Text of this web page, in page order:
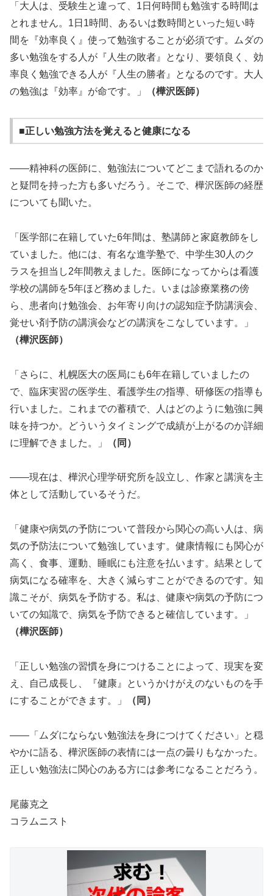
「大人は、受験生と違って、1日何時間も勉強する時間は
とれません。1日1時間、あるいは数時間といった短い時
間を『効率良く』使って勉強することが必須です。ムダの
多い勉強をする人が『人生の敗者』となり、要領良く、効
率良く勉強できる人が『人生の勝者』となるのです。大人
の勉強は『効率』が命です。」
（樺沢医師）
■正しい勉強方法を覚えると健康になる
――精神科の医師に、勉強法についてどこまで語れるのか
と疑問を持った方も多いだろう。そこで、樺沢医師の経歴
についても聞いた。
「医学部に在籍していた6年間は、塾講師と家庭教師をし
ていました。他には、有名な進学塾で、中学生30人のク
ラスを担当し2年間教えました。医師になってからは看護
学校の講師を5年ほど務めました。いまは診療業務の傍
ら、患者向け勉強会、お年寄り向けの認知症予防講演会、
覚せい剤予防の講演会などの講演をこなしています。」
（樺沢医師）
「さらに、札幌医大の医局にも6年在籍していましたの
で、臨床実習の医学生、看護学生の指導、研修医の指導も
行いました。これまでの蓄積で、人はどのように勉強に興
味を持つか。どういうタイミングで成績が上がるのか詳細
に理解できました。」
（同）
――現在は、樺沢心理学研究所を設立し、作家と講演を主
体として活動しているそうだ。
「健康や病気の予防について普段から関心の高い人は、病
気の予防法について勉強しています。健康情報にも関心が
高く、食事、運動、睡眠にも注意を払います。結果として
病気になる確率を、大きく減らすことができるのです。知
識こそが、病気を予防する。私は、健康や病気の予防につ
いての知識で、病気を予防できると確信しています。」
（樺沢医師）
「正しい勉強の習慣を身につけることによって、現実を変
え、自己成長し、『健康』というかけがえのないものを手
にすることができます。」
（同）
――「ムダにならない勉強法を身につけてください」と穏
やかに語る、樺沢医師の表情には一点の曇りもなかった。
正しい勉強法に関心のある方には参考になることだろう。
尾藤克之
コラムニスト